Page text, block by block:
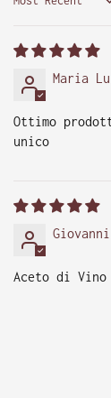
Sort by
Maria
Ottimo
unico
Aceto di Vino